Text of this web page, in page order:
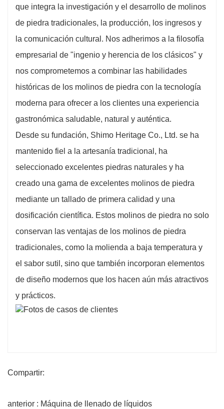
que integra la investigación y el desarrollo de molinos
de piedra tradicionales, la producción, los ingresos y
la comunicación cultural. Nos adherimos a la filosofía
empresarial de "ingenio y herencia de los clásicos" y
nos comprometemos a combinar las habilidades
históricas de los molinos de piedra con la tecnología
moderna para ofrecer a los clientes una experiencia
gastronómica saludable, natural y auténtica.
Desde su fundación, Shimo Heritage Co., Ltd. se ha
mantenido fiel a la artesanía tradicional, ha
seleccionado excelentes piedras naturales y ha
creado una gama de excelentes molinos de piedra
mediante un tallado de primera calidad y una
dosificación científica. Estos molinos de piedra no solo
conservan las ventajas de los molinos de piedra
tradicionales, como la molienda a baja temperatura y
el sabor sutil, sino que también incorporan elementos
de diseño modernos que los hacen aún más atractivos
y prácticos.
Compartir:
anterior : Máquina de llenado de líquidos